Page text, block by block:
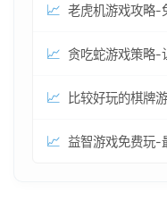
📈
📈
📈
📈